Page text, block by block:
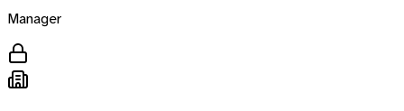
Manager